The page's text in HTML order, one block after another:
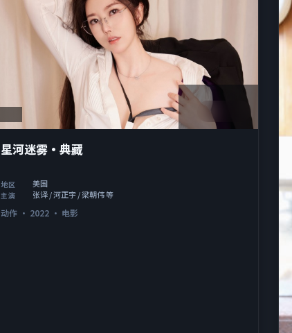
星河迷雾·典藏
地区 美国
主演 张译 / 河正宇 / 梁朝伟 等
动作 · 2022 · 电影